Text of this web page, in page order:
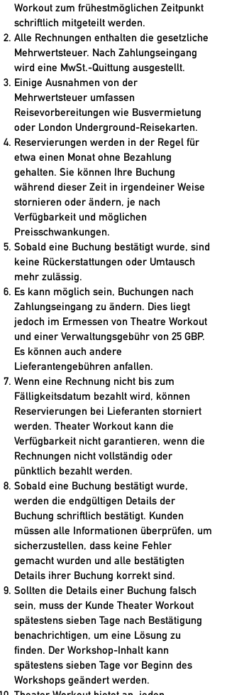
Workout zum frühestmöglichen Zeitpunkt
schriftlich mitgeteilt werden.
Alle Rechnungen enthalten die gesetzliche
Mehrwertsteuer. Nach Zahlungseingang
wird eine MwSt.-Quittung ausgestellt.
Einige Ausnahmen von der
Mehrwertsteuer umfassen
Reisevorbereitungen wie Busvermietung
oder London Underground-Reisekarten.
Reservierungen werden in der Regel für
etwa einen Monat ohne Bezahlung
gehalten. Sie können Ihre Buchung
während dieser Zeit in irgendeiner Weise
stornieren oder ändern, je nach
Verfügbarkeit und möglichen
Preisschwankungen.
Sobald eine Buchung bestätigt wurde, sind
keine Rückerstattungen oder Umtausch
mehr zulässig.
Es kann möglich sein, Buchungen nach
Zahlungseingang zu ändern. Dies liegt
jedoch im Ermessen von Theatre Workout
und einer Verwaltungsgebühr von 25 GBP.
Es können auch andere
Lieferantengebühren anfallen.
Wenn eine Rechnung nicht bis zum
Fälligkeitsdatum bezahlt wird, können
Reservierungen bei Lieferanten storniert
werden. Theater Workout kann die
Verfügbarkeit nicht garantieren, wenn die
Rechnungen nicht vollständig oder
pünktlich bezahlt werden.
Sobald eine Buchung bestätigt wurde,
werden die endgültigen Details der
Buchung schriftlich bestätigt. Kunden
müssen alle Informationen überprüfen, um
sicherzustellen, dass keine Fehler
gemacht wurden und alle bestätigten
Details ihrer Buchung korrekt sind.
Sollten die Details einer Buchung falsch
sein, muss der Kunde Theater Workout
spätestens sieben Tage nach Bestätigung
benachrichtigen, um eine Lösung zu
finden. Der Workshop-Inhalt kann
spätestens sieben Tage vor Beginn des
Workshops geändert werden.